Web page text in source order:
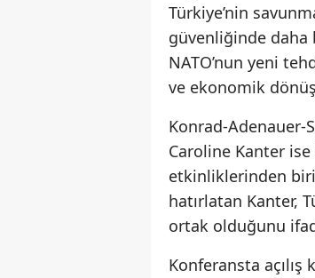
Türkiye’nin
güvenliğinde daha
NATO’nun yeni
ve ekonomik
Konrad-Adenauer-
Caroline Kanter ise
etkinliklerinden biri
hatırlatan Kanter,
ortak olduğunu
Konferansta açılış